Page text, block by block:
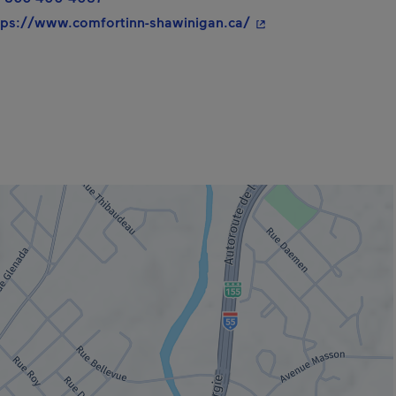
www.comfortinn-shawinigan.ca/- Cet hyperlien